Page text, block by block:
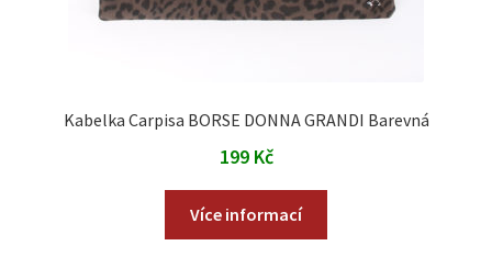
Kabelka Carpisa BORSE DONNA GRANDI Barevná
199 Kč
Více informací